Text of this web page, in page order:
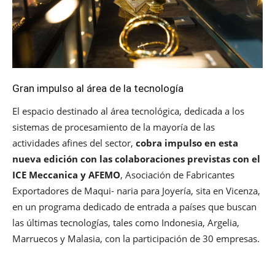
Gran impulso al área de la tecnología
El espacio destinado al área tecnológica, dedicada a los
sistemas de procesamiento de la mayoría de las
actividades afines del sector, cobra impulso en esta
nueva edición con las colaboraciones previstas con el
ICE Meccanica y AFEMO, Asociación de Fabricantes
Exportadores de Maqui- naria para Joyería, sita en Vicenza,
en un programa dedicado de entrada a países que buscan
las últimas tecnologías, tales como Indonesia, Argelia,
Marruecos y Malasia, con la participación de 30 empresas.